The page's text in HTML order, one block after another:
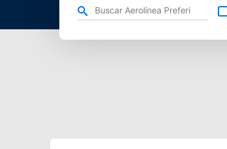
Refina tu búsqueda por aerolínea, ciudad o